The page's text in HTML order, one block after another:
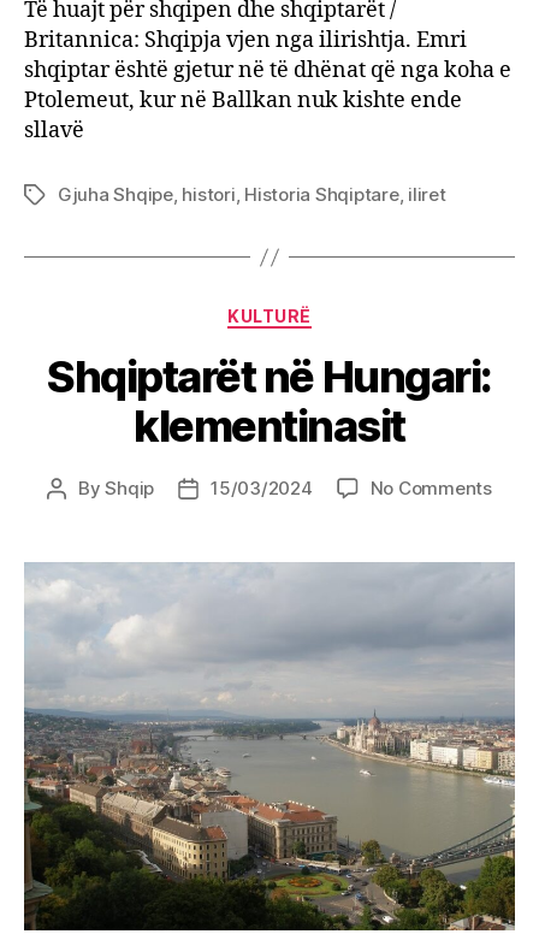
Të huajt për shqipen dhe shqiptarët /
Britannica: Shqipja vjen nga ilirishtja. Emri
shqiptar është gjetur në të dhënat që nga koha e
Ptolemeut, kur në Ballkan nuk kishte ende
sllavë
TagsGjuha Shqipe, histori, Historia Shqiptare, iliret
Categories
KULTURË
Shqiptarët në Hungari:
klementinasit
PostByShqip
Post15/03/2024 No Commentson